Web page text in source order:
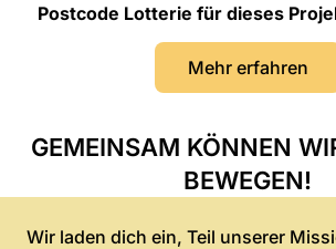
Postcode Lotterie für dieses
Mehr erfahren
GEMEINSAM KÖNNEN WIR
EWEGEN!
Wir laden dich ein, Teil unserer